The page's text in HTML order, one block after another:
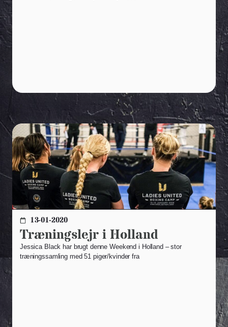
13-01-2020
Træningslejr i Holland
Jessica Black har brugt denne Weekend i Holland – stor
træningssamling med 51 piger/kvinder fra